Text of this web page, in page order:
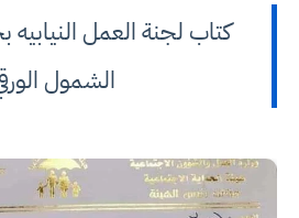
كتاب لجنة العمل
الشمول